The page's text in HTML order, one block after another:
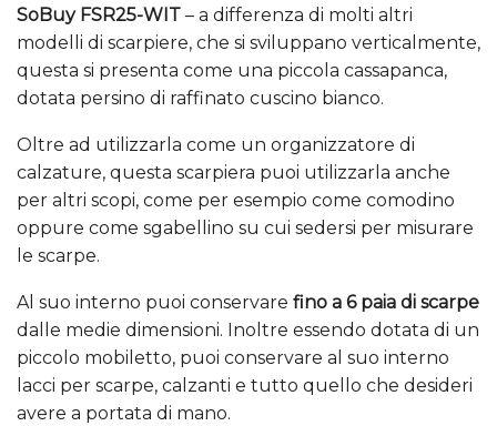
SoBuy FSR25-WIT – a differenza di molti altri
modelli di scarpiere, che si sviluppano verticalmente,
questa si presenta come una piccola cassapanca,
dotata persino di raffinato cuscino bianco.
Oltre ad utilizzarla come un organizzatore di
calzature, questa scarpiera puoi utilizzarla anche
per altri scopi, come per esempio come comodino
oppure come sgabellino su cui sedersi per misurare
le scarpe.
Al suo interno puoi conservare fino a 6 paia di scarpe
dalle medie dimensioni. Inoltre essendo dotata di un
piccolo mobiletto, puoi conservare al suo interno
lacci per scarpe, calzanti e tutto quello che desideri
avere a portata di mano.